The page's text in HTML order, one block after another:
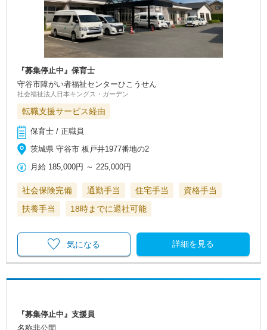
『募集停止中』保育士
守谷市障がい者福祉センターひこうせん
社会福祉法人日本キングス・ガーデン
転職支援サービス経由
保育士 / 正職員
茨城県 守谷市 板戸井1977番地の2
月給 185,000円 ～225,000円
社会保険完備 通勤手当 住宅手当
資格手当
扶養手当
18時までに退社可能
詳細を見る
気になる
『募集停止中』支援員
名称非公開